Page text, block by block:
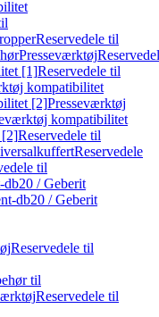
Reservedele til
Presseværktøj
[1]Reservedele til
kompatibilitet
[2]Presseværktøj
kompatibilitet
[2]Reservedele til
Reservedele
til
/ Geberit
db20 / Geberit
Reservedele til
til
Reservedele til